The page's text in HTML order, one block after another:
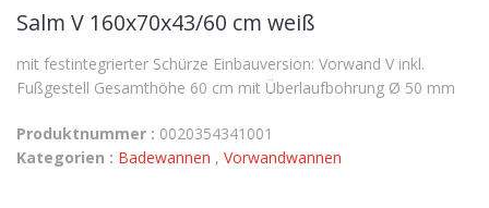
Salm V 160x70x43/60 cm weiß
mit festintegrierter Schürze Einbauversion: Vorwand V inkl.
Fußgestell Gesamthöhe 60 cm mit Überlaufbohrung Ø 50 mm
Produktnummer : 0020354341001
Kategorien : Badewannen , Vorwandwannen